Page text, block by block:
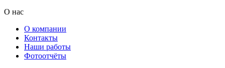
О нас
О компании
Контакты
Наши работы
Фотоотчёты